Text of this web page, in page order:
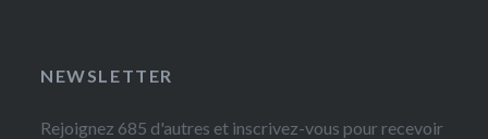
NEWSLETTER
Rejoignez 685 d'autres et inscrivez-vous pour recevoir